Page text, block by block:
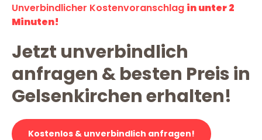
Unverbindlicher Kostenvoranschlag in unter 2
Minuten!
Jetzt unverbindlich
anfragen & besten Preis in
Gelsenkirchen erhalten!
Kostenlos & unverbindlich anfragen!